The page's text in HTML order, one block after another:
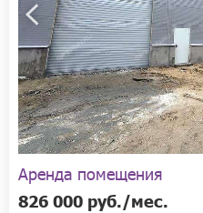
Аренда помещения
826 000 руб./мес.